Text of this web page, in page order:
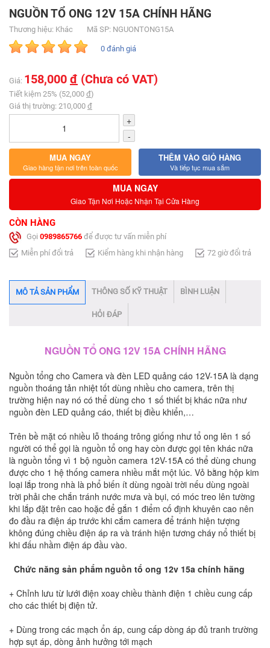
NGUỒN TỔ ONG 12V 15A CHÍNH HÃNG
Thương hiệu: Khác Mã SP: NGUONTONG15A
0 đánh giá
Giá: 158,000 đ (Chưa có VAT)
Tiết kiệm 25% (52,000 đ)
Giá thị trường: 210,000 đ
+
-
MUA NGAY
Giao hàng tận nơi trên toàn quốc
THÊM VÀO GIỎ HÀNG
Và tiếp tục mua sắm
MUA NGAY
Giao Tận Nơi Hoặc Nhận Tại Cửa Hàng
CÒN HÀNG
Gọi 0989865766 để được tư vấn miễn phí
Miễn phí đổi trả
Kiểm hàng khi nhận hàng 72 giờ đổi trả
MÔ TẢ SẢN PHẨM THÔNG SỐ KỸ THUẬT BÌNH LUẬN
HỎI ĐÁP
NGUỒN TỔ ONG 12V 15A CHÍNH HÃNG
Nguồn tổng cho Camera và đèn LED quảng cáo 12V-15A là dạng
nguồn thoáng tản nhiệt tốt dùng nhiều cho camera, trên thị
trường hiện nay nó có thể dùng cho 1 số thiết bị khác nữa như
nguồn đèn LED quảng cáo, thiết bị điều khiển,…
Trên bề mặt có nhiều lỗ thoáng trông giống như tổ ong lên 1 số
người có thể gọi là nguồn tổ ong hay còn được gọi tên khác nữa
là nguồn tổng vì 1 bộ nguồn camera 12V-15A có thể dùng chung
được cho 1 hệ thống camera nhiều mắt một lúc. Vỏ bằng hộp kim
loại lắp trong nhà là phổ biến ít dùng ngoài trời nếu dùng ngoài
trời phải che chắn tránh nước mưa và bụi, có móc treo lên tường
khi lắp đặt trên cao hoặc để gắn 1 điểm cố định khuyên cao nên
đo đầu ra điện áp trước khi cắm camera để tránh hiện tượng
không đúng chiều điện áp ra và tránh hiện tương cháy nổ thiết bị
khi đấu nhầm điện áp đầu vào.
Chức năng sản phẩm nguồn tổ ong 12v 15a chính hãng
+ Chỉnh lưu từ lưới điện xoay chiều thành điện 1 chiều cung cấp
cho các thiết bị điện tử.
+ Dùng trong các mạch ổn áp, cung cấp dòng áp đủ tranh trường
hợp sụt áp, dòng ảnh hưởng tới mạch